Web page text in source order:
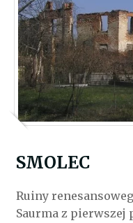
SMOLEC
Ruiny
Saurma z pierwszej